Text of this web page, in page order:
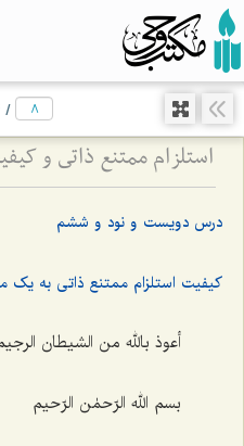
/
درس دویست و نود و ششم
کیفیت استلزام ممتنع ذاتى به یک
أعوذ بالله من الشیطان
بسم الله الرّحمٰن الرّحیم